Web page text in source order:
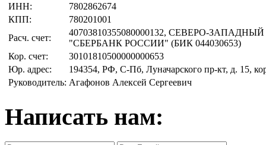
ИНН:
7802862674
КПП:
780201001
Расч. счет:
40703810355080000132, СЕВЕРО-
"СБЕРБАНК РОССИИ" (БИК 044030653)
Кор. счет:
30101810500000000653
Юр. адрес:
194354, РФ, С-Пб, Луначарского пр-кт, д. 15,
Руководитель: Агафонов Алексей Сергеевич
Написать нам: